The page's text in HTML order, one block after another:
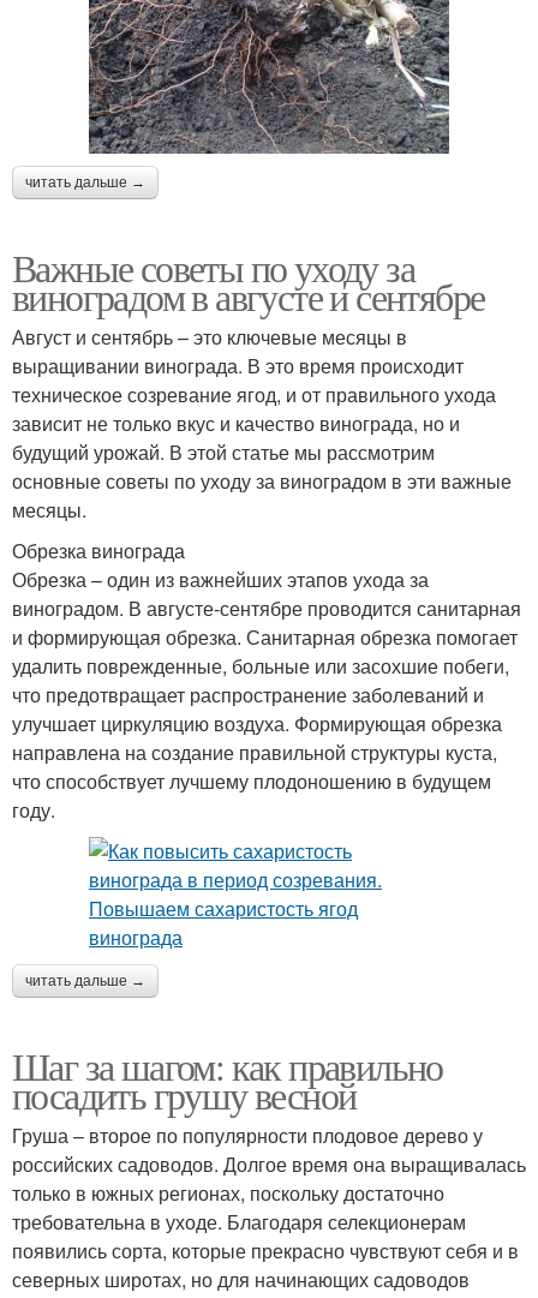
читать дальше →
Важные советы по уходу за
виноградом в августе и сентябре
Август и сентябрь – это ключевые месяцы в
выращивании винограда. В это время происходит
техническое созревание ягод, и от правильного ухода
зависит не только вкус и качество винограда, но и
будущий урожай. В этой статье мы рассмотрим
основные советы по уходу за виноградом в эти важные
месяцы.
Обрезка винограда
Обрезка – один из важнейших этапов ухода за
виноградом. В августе-сентябре проводится санитарная
и формирующая обрезка. Санитарная обрезка помогает
удалить поврежденные, больные или засохшие побеги,
что предотвращает распространение заболеваний и
улучшает циркуляцию воздуха. Формирующая обрезка
направлена на создание правильной структуры куста,
что способствует лучшему плодоношению в будущем
году.
читать дальше →
Шаг за шагом: как правильно
посадить грушу весной
Груша – второе по популярности плодовое дерево у
российских садоводов. Долгое время она выращивалась
только в южных регионах, поскольку достаточно
требовательна в уходе. Благодаря селекционерам
появились сорта, которые прекрасно чувствуют себя и в
северных широтах, но для начинающих садоводов